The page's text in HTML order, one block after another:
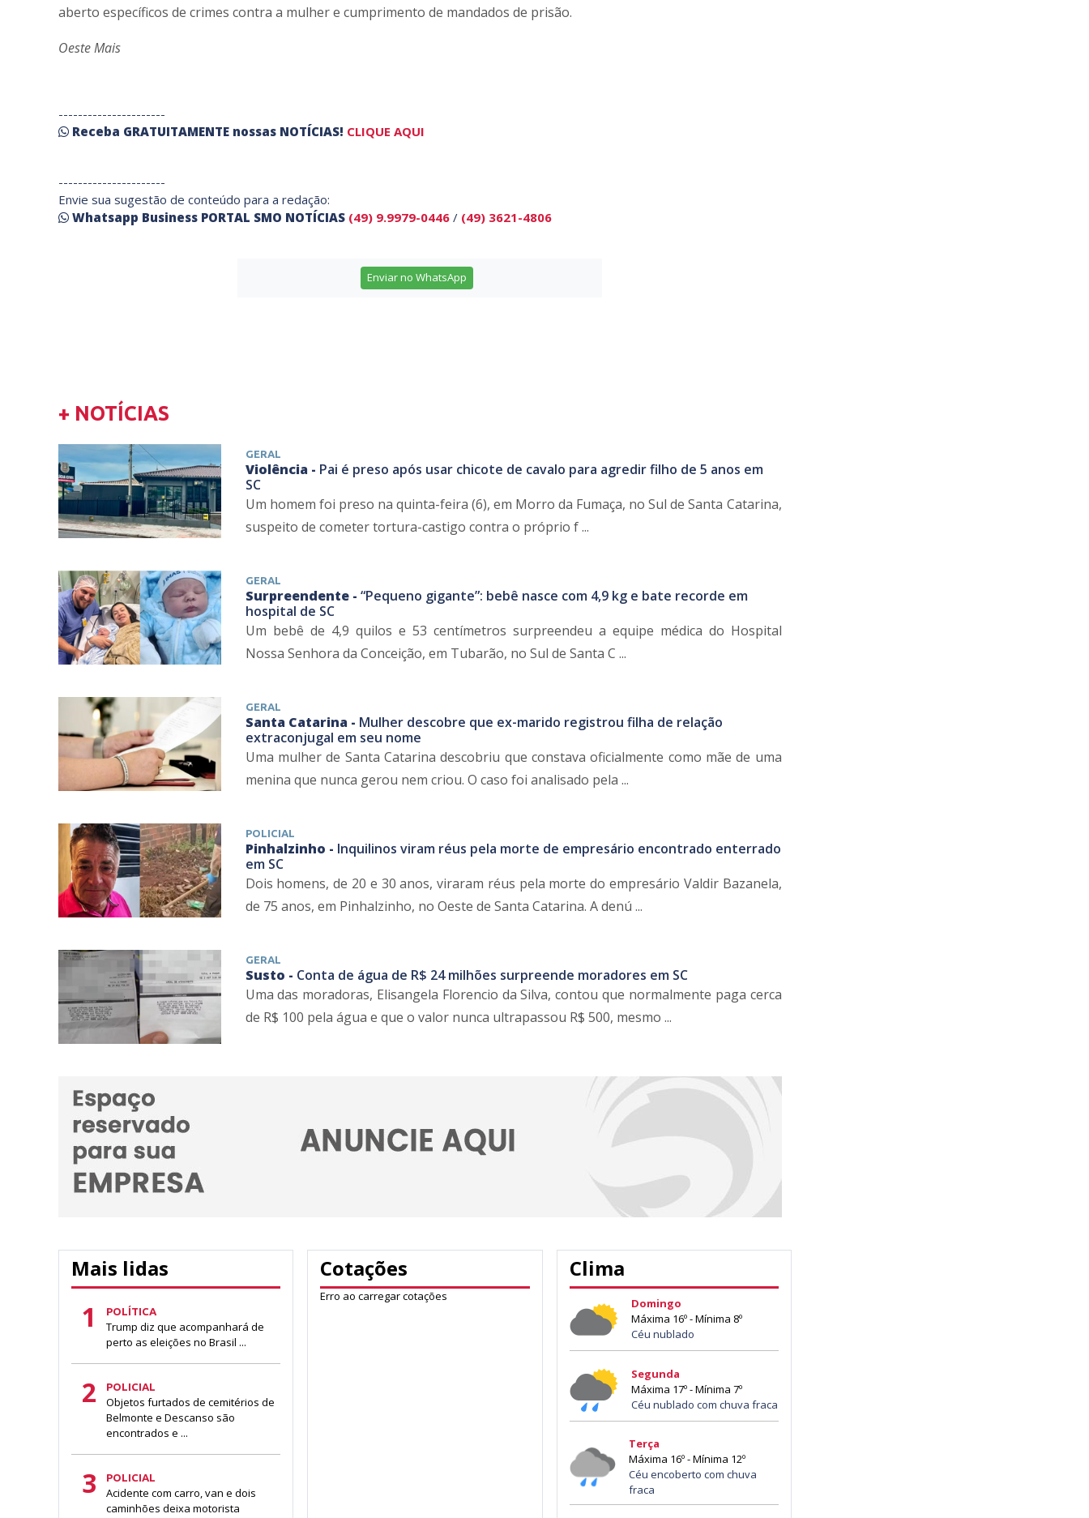
aberto específicos de crimes contra a mulher e cumprimento de mandados de prisão.
Oeste Mais
----------------------
Receba GRATUITAMENTE nossas NOTÍCIAS! CLIQUE AQUI
----------------------
Envie sua sugestão de conteúdo para a redação:
Whatsapp Business PORTAL SMO NOTÍCIAS (49) 9.9979-0446 / (49) 3621-4806
Enviar no WhatsApp
+ NOTÍCIAS
GERAL
Violência - Pai é preso após usar chicote de cavalo para agredir filho de 5 anos em
SC
Um homem foi preso na quinta-feira (6), em Morro da Fumaça, no Sul de Santa Catarina,
suspeito de cometer tortura-castigo contra o próprio f ...
GERAL
Surpreendente - “Pequeno gigante”: bebê nasce com 4,9 kg e bate recorde em
hospital de SC
Um bebê de 4,9 quilos e 53 centímetros surpreendeu a equipe médica do Hospital
Nossa Senhora da Conceição, em Tubarão, no Sul de Santa C ...
GERAL
Santa Catarina - Mulher descobre que ex-marido registrou filha de relação
extraconjugal em seu nome
Uma mulher de Santa Catarina descobriu que constava oficialmente como mãe de uma
menina que nunca gerou nem criou. O caso foi analisado pela ...
POLICIAL
Pinhalzinho - Inquilinos viram réus pela morte de empresário encontrado enterrado
em SC
Dois homens, de 20 e 30 anos, viraram réus pela morte do empresário Valdir Bazanela,
de 75 anos, em Pinhalzinho, no Oeste de Santa Catarina. A denú ...
GERAL
Susto - Conta de água de R$ 24 milhões surpreende moradores em SC
Uma das moradoras, Elisangela Florencio da Silva, contou que normalmente paga cerca
de R$ 100 pela água e que o valor nunca ultrapassou R$ 500, mesmo ...
Mais lidas
1 POLÍTICA
Trump diz que acompanhará de
perto as eleições no Brasil ...
2 POLICIAL
Objetos furtados de cemitérios de
Belmonte e Descanso são
encontrados e ...
3 POLICIAL
Acidente com carro, van e dois
caminhões deixa motorista
Cotações
Erro ao carregar cotações
Clima
Domingo
Máxima 16º - Mínima 8º
Céu nublado
Segunda
Máxima 17º - Mínima 7º
Céu nublado com chuva fraca
Terça
Máxima 16º - Mínima 12º
Céu encoberto com chuva
fraca